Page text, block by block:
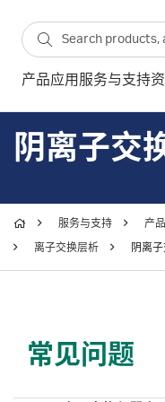
产品应用 服务与支持
阴离子交
服务与支持 产
离子交换层析 阴离
常见问题